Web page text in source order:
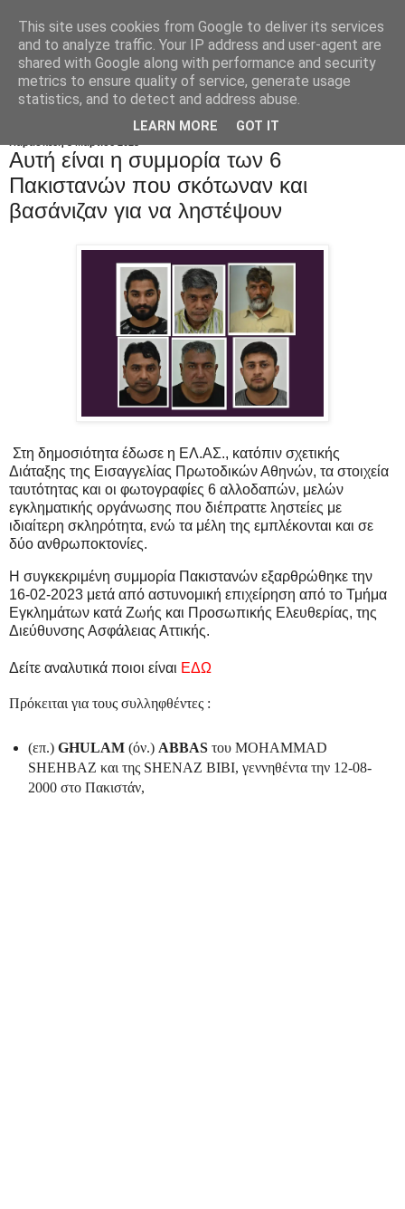
Αυτή είναι η συμμορία των 6
Πακιστανών που σκότωναν και
βασάνιζαν για να ληστέψουν
Στη δημοσιότητα έδωσε η ΕΛ.ΑΣ., κατόπιν σχετικής
Διάταξης της Εισαγγελίας Πρωτοδικών Αθηνών, τα στοιχεία
ταυτότητας και οι φωτογραφίες 6 αλλοδαπών, μελών
εγκληματικής οργάνωσης που διέπραττε ληστείες με
ιδιαίτερη σκληρότητα, ενώ τα μέλη της εμπλέκονται και σε
δύο ανθρωποκτονίες.
Η συγκεκριμένη συμμορία Πακιστανών εξαρθρώθηκε την
16-02-2023 μετά από αστυνομική επιχείρηση από το Τμήμα
Εγκλημάτων κατά Ζωής και Προσωπικής Ελευθερίας, της
Διεύθυνσης Ασφάλειας Αττικής.
Δείτε αναλυτικά ποιοι είναι ΕΔΩ
Πρόκειται για τους συλληφθέντες :
(επ.) GHULAM (όν.) ABBAS του MOHAMMAD
SHEHBAZ και της SHENAZ BIBI, γεννηθέντα την 12-08-
2000 στo Πακιστάν,
This site uses cookies from Google to deliver its services
and to analyze traffic. Your IP address and user-agent are
shared with Google along with performance and security
metrics to ensure quality of service, generate usage
statistics, and to detect and address abuse.
LEARN MORE GOT IT